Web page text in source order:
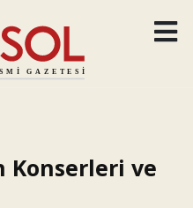
Konserleri ve